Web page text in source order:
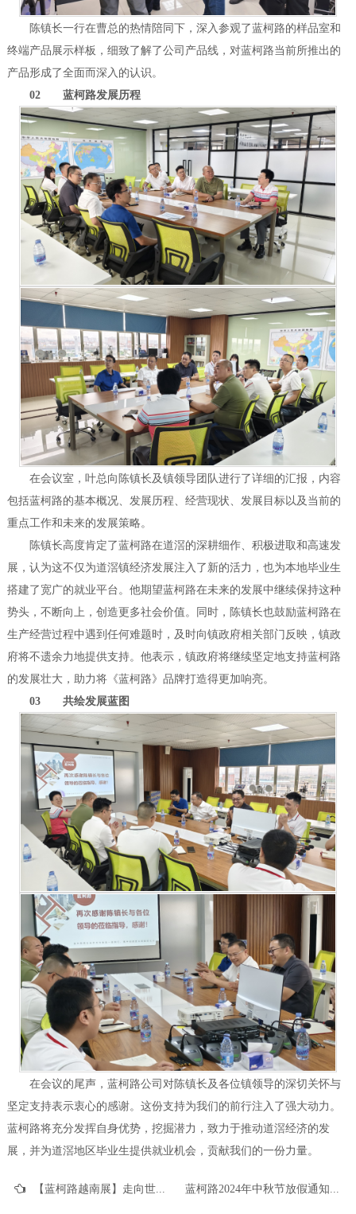
陈镇长一行在曹总的热情陪同下，深入参观了蓝柯路的样品室和
终端产品展示样板，细致了解了公司产品线，对蓝柯路当前所推出的
产品形成了全面而深入的认识。
02 蓝柯路发展历程
在会议室，叶总向陈镇长及镇领导团队进行了详细的汇报，内容
包括蓝柯路的基本概况、发展历程、经营现状、发展目标以及当前的
重点工作和未来的发展策略。
陈镇长高度肯定了蓝柯路在道滘的深耕细作、积极进取和高速发
展，认为这不仅为道滘镇经济发展注入了新的活力，也为本地毕业生
搭建了宽广的就业平台。他期望蓝柯路在未来的发展中继续保持这种
势头，不断向上，创造更多社会价值。同时，陈镇长也鼓励蓝柯路在
生产经营过程中遇到任何难题时，及时向镇政府相关部门反映，镇政
府将不遗余力地提供支持。他表示，镇政府将继续坚定地支持蓝柯路
的发展壮大，助力将《蓝柯路》品牌打造得更加响亮。
03 共绘发展蓝图
在会议的尾声，蓝柯路公司对陈镇长及各位镇领导的深切关怀与
坚定支持表示衷心的感谢。这份支持为我们的前行注入了强大动力。
蓝柯路将充分发挥自身优势，挖掘潜力，致力于推动道滘经济的发
展，并为道滘地区毕业生提供就业机会，贡献我们的一份力量。